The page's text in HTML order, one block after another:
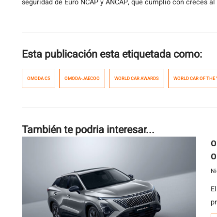
seguridad de Euro NCAP y ANCAP, que cumplió con creces
Esta publicación esta etiquetada como:
OMODA C5 OMODA-JAECOO WORLD CAR AWARDS WORLD CAR OF THE
También te podria interesar...